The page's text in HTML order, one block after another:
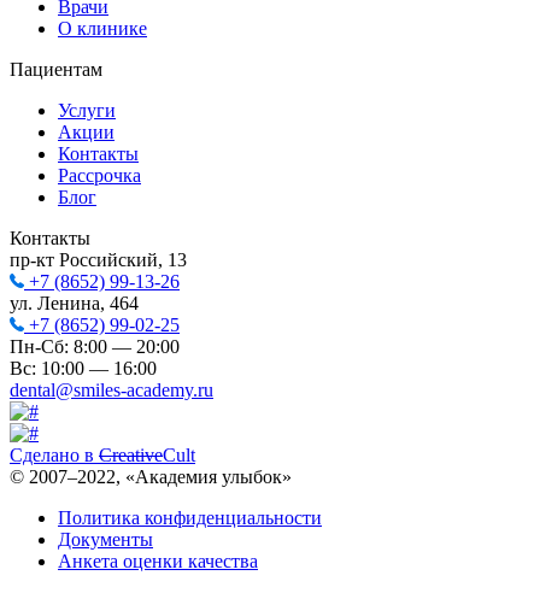
Врачи
О клинике
Пациентам
Услуги
Акции
Контакты
Рассрочка
Блог
Контакты
пр-кт Российский, 13
+7 (8652) 99-13-26
ул. Ленина, 464
+7 (8652) 99-02-25
Пн-Сб: 8:00 — 20:00
Вс: 10:00 — 16:00
dental@smiles-academy.ru
Сделано в CreativeCult
© 2007–2022, «Академия улыбок»
Политика конфиденциальности
Документы
Анкета оценки качества